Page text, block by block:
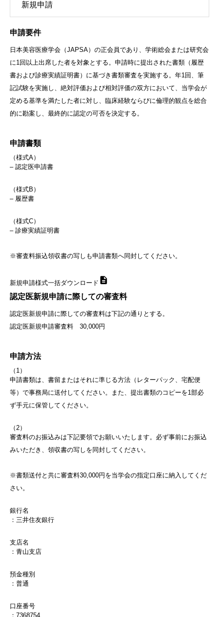
新規申請
申請要件
日本美容医療学会（JAPSA）の正会員であり、学術総会または研究会
に1回以上出席した者を対象とする。申請時に提出された書類（履歴
書および診療実績証明書）に基づき書類審査を実施する。年1回、筆
記試験を実施し、絶対評価および相対評価の双方において、当学会が
定める基準を満たした者に対し、臨床経験ならびに倫理的観点を総合
的に勘案し、最終的に認定の可否を決定する。
申請書類
（様式A）
– 認定医申請書
（様式B）
– 履歴書
（様式C）
– 診療実績証明書
※審査料振込領収書の写しも申請書類へ同封してください。
新規申請様式一括ダウンロード
認定医新規申請に際しての審査料
認定医新規申請に際しての審査料は下記の通りとする。
認定医新規申請審査料 30,000円
申請方法
（1）
申請書類は、書留またはそれに準じる方法（レターパック、宅配便
等）で事務局に送付してください。また、提出書類のコピーを1部必
ず手元に保管してください。
（2）
審査料のお振込みは下記要領でお願いいたします。必ず事前にお振込
みいただき、領収書の写しを同封してください。
※書類送付と共に審査料30,000円を当学会の指定口座に納入してくだ
さい。
銀行名
：三井住友銀行
支店名
：青山支店
預金種別
：普通
口座番号
：7368754